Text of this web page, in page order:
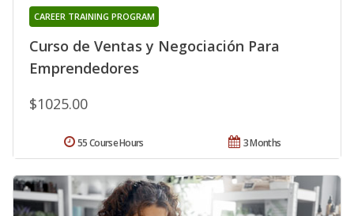
Curso de Ventas y Negociación Para
Emprendedores
CAREER TRAINING PROGRAM
$1025.00
3 Months
55 Course Hours